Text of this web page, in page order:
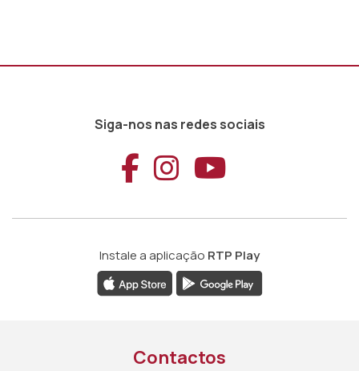
Siga-nos nas redes sociais
Aceder ao
Aceder ao
Aceder
Instale a aplicação RTP Play
Contactos